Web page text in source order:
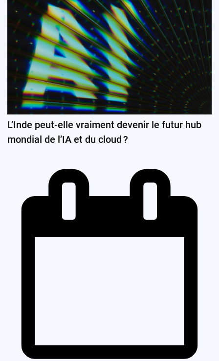
L’Inde peut-elle vraiment devenir le futur hub
mondial de l’IA et du cloud ?